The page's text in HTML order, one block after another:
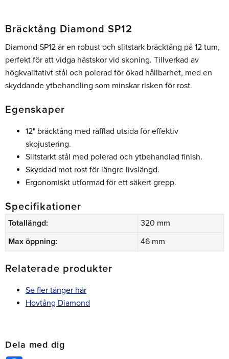
Bräcktång Diamond SP12
Diamond SP12 är en robust och slitstark bräcktång på 12 tum,
perfekt för att vidga hästskor vid skoning. Tillverkad av
högkvalitativt stål och polerad för ökad hållbarhet, med en
skyddande ytbehandling som minskar risken för rost.
Egenskaper
12" bräcktång med räfflad utsida för effektiv
skojustering.
Slitstarkt stål med polerad och ytbehandlad finish.
Skyddad mot rost för längre livslängd.
Ergonomiskt utformad för ett säkert grepp.
Specifikationer
Totallängd:
320 mm
Max öppning:
46 mm
Relaterade produkter
Se fler tänger här
Hovtång Diamond
Dela med dig